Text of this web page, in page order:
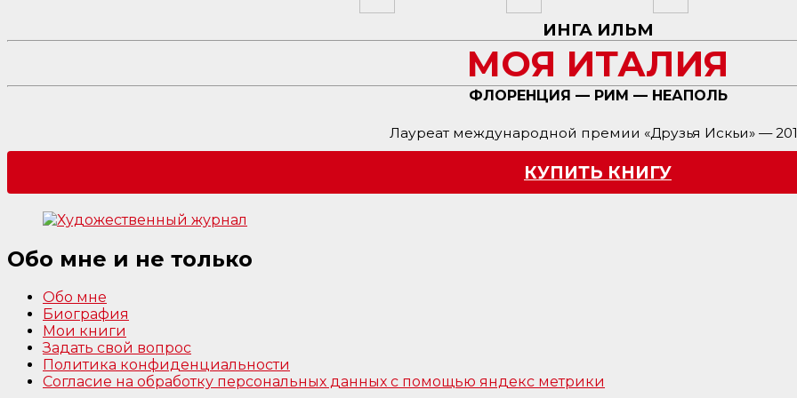
ИНГА ИЛЬМ
МОЯ ИТАЛИЯ
ФЛОРЕНЦИЯ — РИМ — НЕАПОЛЬ
Лауреат международной премии «Друзья Искьи» —
КУПИТЬ КНИГУ
Обо мне и не только
Обо мне
Биография
Мои книги
Задать свой вопрос
Политика конфиденциальности
Согласие на обработку персональных данных с помощью яндекс метрики